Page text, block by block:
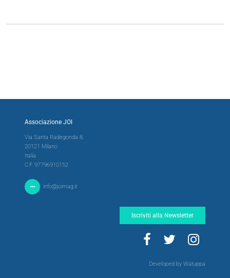
Associazione JOI
Via Santa Radegonda 8,
20121 Milano
Italia
C.F. 97796910152
info@joimag.it
Iscriviti alla Newsletter
Developed by Watuppa